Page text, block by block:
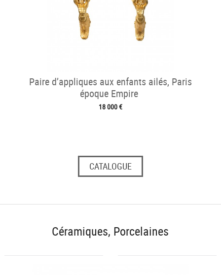
Paire d’appliques aux enfants ailés, Paris
époque Empire
18 000 €
CATALOGUE
Céramiques, Porcelaines